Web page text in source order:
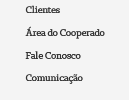
Clientes
Área do Cooperado
Fale Conosco
Comunicação